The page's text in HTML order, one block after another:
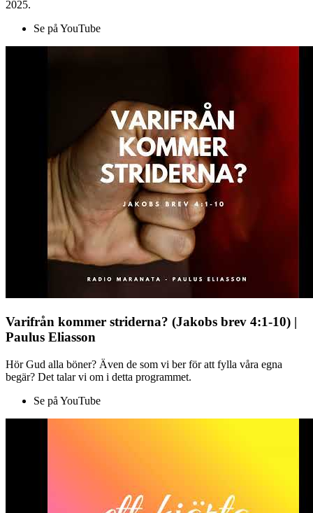
2025.
Se på YouTube
Varifrån kommer striderna? (Jakobs brev 4:1-10) |
Paulus Eliasson
Hör Gud alla böner? Även de som vi ber för att fylla våra egna
begär? Det talar vi om i detta programmet.
Se på YouTube